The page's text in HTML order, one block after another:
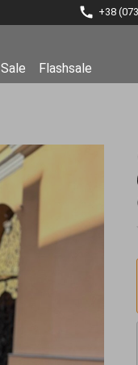
+38
Sale Flashsale